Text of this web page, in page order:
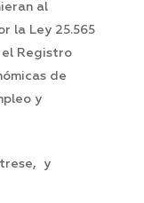
al
la Ley 25.565
el Registro
de
y
y